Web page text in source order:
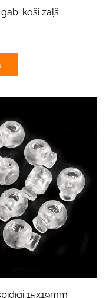
koši zaļš
15x19mm